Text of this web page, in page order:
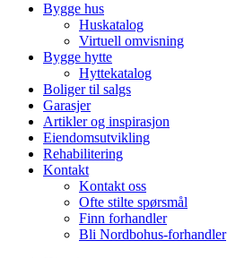
Bygge hus
Huskatalog
Virtuell omvisning
Bygge hytte
Hyttekatalog
Boliger til salgs
Garasjer
Artikler og inspirasjon
Eiendomsutvikling
Rehabilitering
Kontakt
Kontakt oss
Ofte stilte spørsmål
Finn forhandler
Bli Nordbohus-forhandler